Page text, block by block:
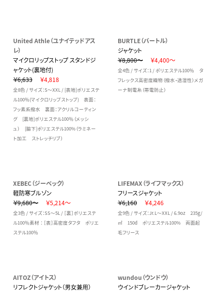
United Athle（ユナイテッドアス
レ）
マイクロリップストップ スタンドジ
ャケット(裏地付)
￥6,633
￥4,818
全8色 / サイズ：S～XXL / [表地]ポリエステ
ル100％(マイクロリップストップ) 表面：
フッ素系撥水 裏面：アクリルコーティン
グ [裏地]ポリエステル100％（メッシ
ュ） [脇下]ポリエステル100%（ラミネー
ト加工 ストレッチリブ）
BURTLE（バートル）
ジャケット
￥8,800～
￥4,400～
全4色 / サイズ：1 / ポリエステル100％ タ
フレックス高密度織物（撥水・透湿性）メガ
ーナ制電糸（帯電防止）
XEBEC（ジーベック）
軽防寒ブルゾン
￥9,680～
￥5,214～
全3色 / サイズ：SS～5L / ［裏］ポリエステ
ル100％素材 ： ［表］高密度タフタ ポリエ
ステル100％
LIFEMAX（ライフマックス）
フリースジャケット
￥6,160
￥4,246
全9色 / サイズ：Jr.L～XXL / 6.9oz 235g/
㎡ 150d ポリエステル100% 両面起
毛フリース
AITOZ（アイトス）
リフレクトジャケット（男女兼用）
wundou（ウンドウ）
ウインドブレーカージャケット